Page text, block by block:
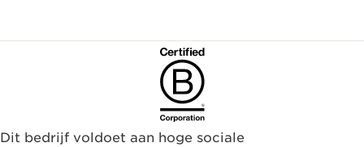
Dit bedrijf voldoet aan hoge sociale